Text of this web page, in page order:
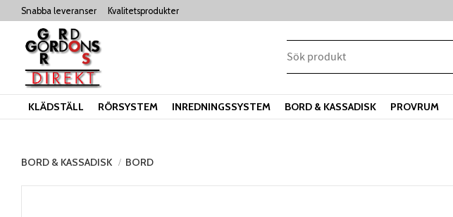
Snabba leveranser Kvalitetsprodukter
KLÄDSTÄLL RÖRSYSTEM INREDNINGSSYSTEM BORD & KASSADISK PROVRUM
BORD & KASSADISK BORD